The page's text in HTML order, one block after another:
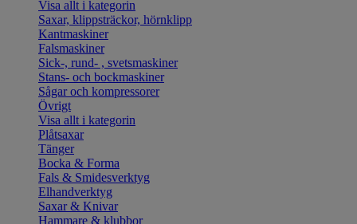
Visa allt i kategorin
Saxar, klippsträckor, hörnklipp
Kantmaskiner
Falsmaskiner
Sick-, rund- , svetsmaskiner
Stans- och bockmaskiner
Sågar och kompressorer
Övrigt
Visa allt i kategorin
Plåtsaxar
Tänger
Bocka & Forma
Fals & Smidesverktyg
Elhandverktyg
Saxar & Knivar
Hammare & klubbor